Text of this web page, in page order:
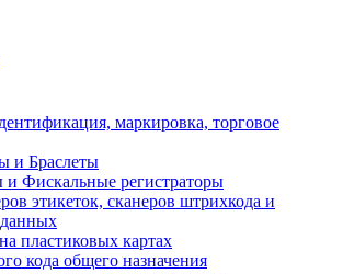
маркировка, торговое
и Браслеты
Фискальные регистраторы
этикеток, сканеров штрихкода и
пластиковых картах
кода общего назначения